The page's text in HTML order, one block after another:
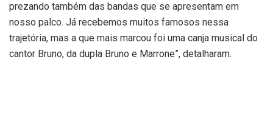
prezando também das bandas que se apresentam em
nosso palco. Já recebemos muitos famosos nessa
trajetória, mas a que mais marcou foi uma canja musical do
cantor Bruno, da dupla Bruno e Marrone”, detalharam.